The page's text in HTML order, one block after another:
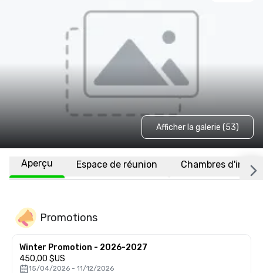
Afficher la galerie (53)
Aperçu Espace de réunion Chambres
Promotions
Winter Promotion - 2026-2027
450,00 $US
15/04/2026 - 11/12/2026